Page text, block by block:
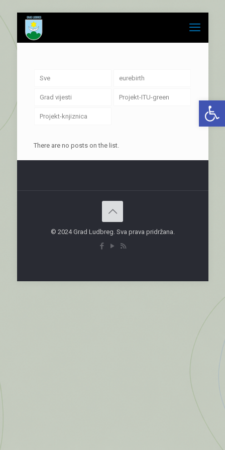
Sve eurebirth
Grad vijesti Projekt-ITU-green
Projekt-knjiznica
There are no posts on the list.
© 2024 Grad Ludbreg. Sva prava pridržana.